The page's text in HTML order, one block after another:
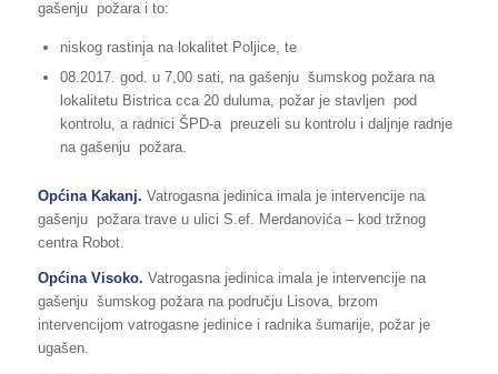
gašenju požara i to:
niskog rastinja na lokalitet Poljice, te
08.2017. god. u 7,00 sati, na gašenju šumskog požara na
lokalitetu Bistrica cca 20 duluma, požar je stavljen pod
kontrolu, a radnici ŠPD-a preuzeli su kontrolu i daljnje radnje
na gašenju požara.
Općina Kakanj. Vatrogasna jedinica imala je intervencije na
gašenju požara trave u ulici S.ef. Merdanovića – kod tržnog
centra Robot.
Općina Visoko. Vatrogasna jedinica imala je intervencije na
gašenju šumskog požara na području Lisova, brzom
intervencijom vatrogasne jedinice i radnika šumarije, požar je
ugašen.